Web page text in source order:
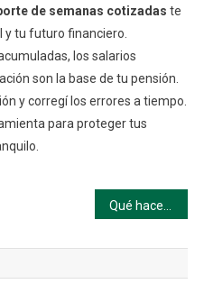
de semanas cotizadas te
y tu futuro financiero.
los salarios
son la base de tu pensión.
y corregí los errores a tiempo.
para proteger tus